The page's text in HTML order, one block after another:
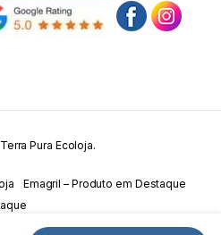
Pura Ecoloja.
Emagril – Produto em Destaque